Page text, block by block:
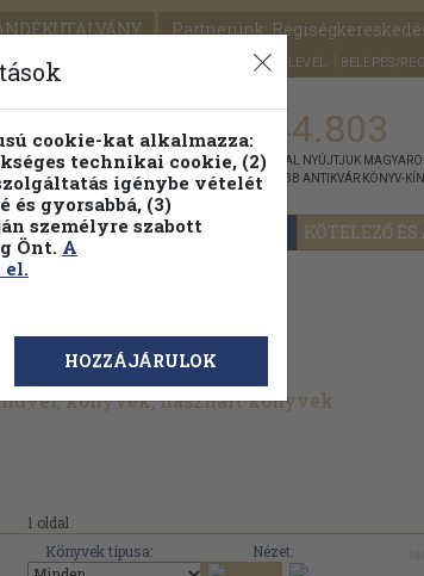
Partnerünk:
SEGÍTSÉG HÍRLEVÉL BELÉPÉS/
FENNTARTHATÓ OLVASMÁNYOK KÖTELEZŐ
Témaköri fa 1.144.803
KIADVÁNNYAL NYÚJTJUK
LEGNAGYOBB ANTIKVÁR KÖNYV-
könyvek, használt könyvek
1 oldal
Könyvek típusa:
Nézet:
cookie-kat alkalmazza:
technikai cookie, (2)
igénybe vételét
és gyorsabbá, (3)
személyre szabott
Önt. A
el.
HOZZÁJÁRULOK